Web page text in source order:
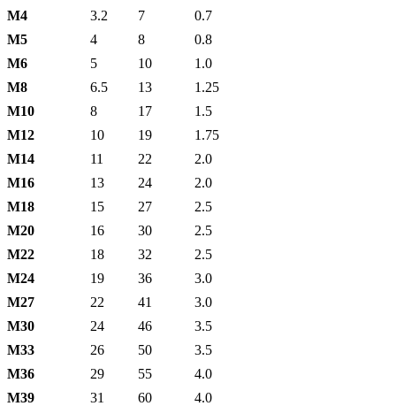
М4
3.2 7
0.7
М5
4 8
0.8
М6
5 10
1.0
М8
6.5 13
1.25
М10
8 17
1.5
М12
10 19
1.75
М14
11 22
2.0
М16
13 24
2.0
М18
15 27
2.5
М20
16 30
2.5
М22
18 32
2.5
М24
19 36
3.0
М27
22 41
3.0
М30
24 46
3.5
М33
26 50
3.5
М36
29 55
4.0
М39
31 60
4.0